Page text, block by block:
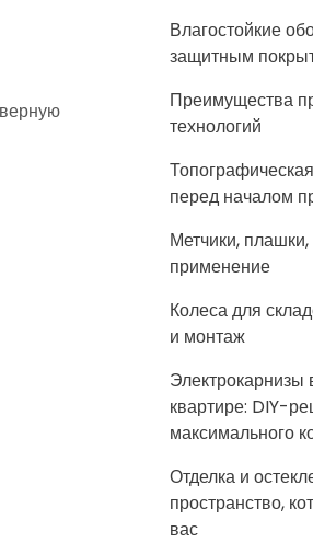
Влагостойкие
защитным
Преимущества
технологий
перед началом
Метчики,
применение
Колеса для
и монтаж
Электрокарнизы
квартире: DIY-
максимального
Отделка и
пространство,
вас